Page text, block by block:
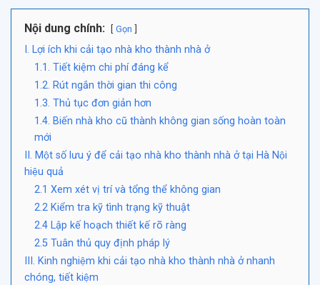
Nội dung chính: Gọn
I. Lợi ích khi cải tạo nhà kho thành nhà ở
1.1. Tiết kiệm chi phí đáng kể
1.2. Rút ngắn thời gian thi công
1.3. Thủ tục đơn giản hơn
1.4. Biến nhà kho cũ thành không gian sống hoàn toàn
mới
II. Một số lưu ý để cải tạo nhà kho thành nhà ở tại Hà Nội
hiệu quả
2.1 Xem xét vị trí và tổng thể không gian
2.2 Kiểm tra kỹ tình trạng kỹ thuật
2.4 Lập kế hoạch thiết kế rõ ràng
2.5 Tuân thủ quy định pháp lý
III. Kinh nghiệm khi cải tạo nhà kho thành nhà ở nhanh
chóng, tiết kiệm